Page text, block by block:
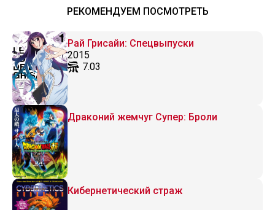
РЕКОМЕНДУЕМ ПОСМОТРЕТЬ
Рай Грисайи: Спецвыпуски
2015
7.03
Драконий жемчуг Супер: Броли
Кибернетический страж